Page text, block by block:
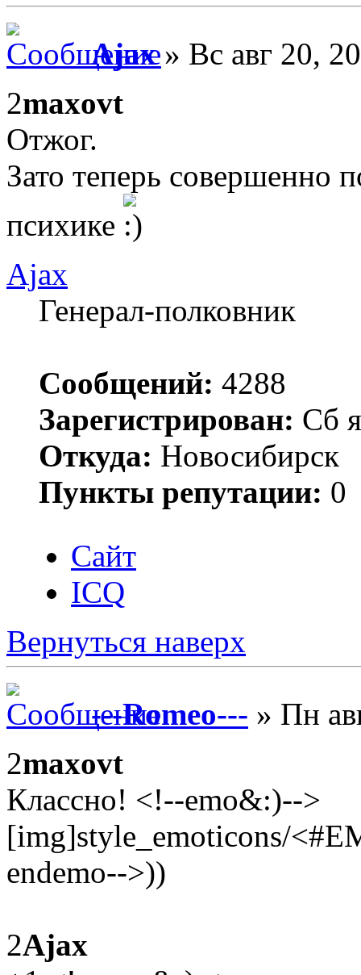
Ajax» Вс авг 20,
2maxovt
Отжог.
Зато теперь совершенно
психике
Ajax
Генерал-полковник
Сообщений: 4288
Зарегистрирован: Сб
Откуда: Новосибирск
Пункты репутации: 0
Сайт
ICQ
Вернуться наверх
---Romeo--- » Пн
2maxovt
Классно! <!--emo&:)-->
[img]style_emoticons/
endemo-->))
2Ajax